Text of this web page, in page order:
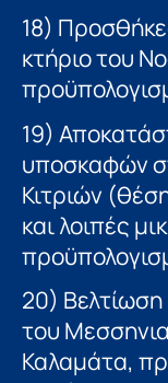
18)
κτήριο του
19)
υποσκαφών
Κιτριών
και λοιπές
20)
του
Καλαμάτα,